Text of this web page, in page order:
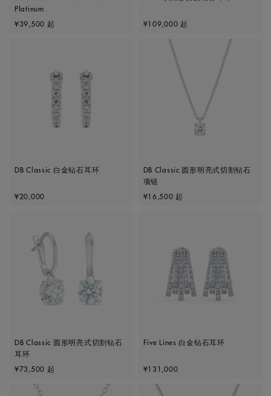
Platinum
Original price
¥39,500 起 Original price
¥109,000 起
DB Classic 白金钻石耳环
Original price
¥20,000
DB Classic 圆形明亮式切割钻石
项链
Original price
¥16,500 起
DB Classic 圆形明亮式切割钻石
耳环
Original price
¥73,500 起
Five Lines 白金钻石耳环
Original price
¥131,000